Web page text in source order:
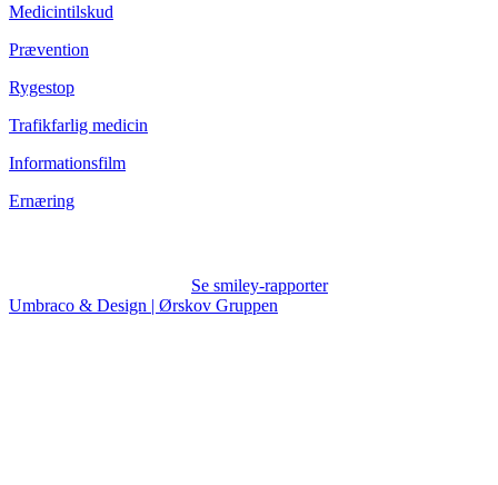
Medicintilskud
Prævention
Rygestop
Trafikfarlig medicin
Informationsfilm
Ernæring
Se smiley-rapporter
Umbraco & Design | Ørskov Gruppen